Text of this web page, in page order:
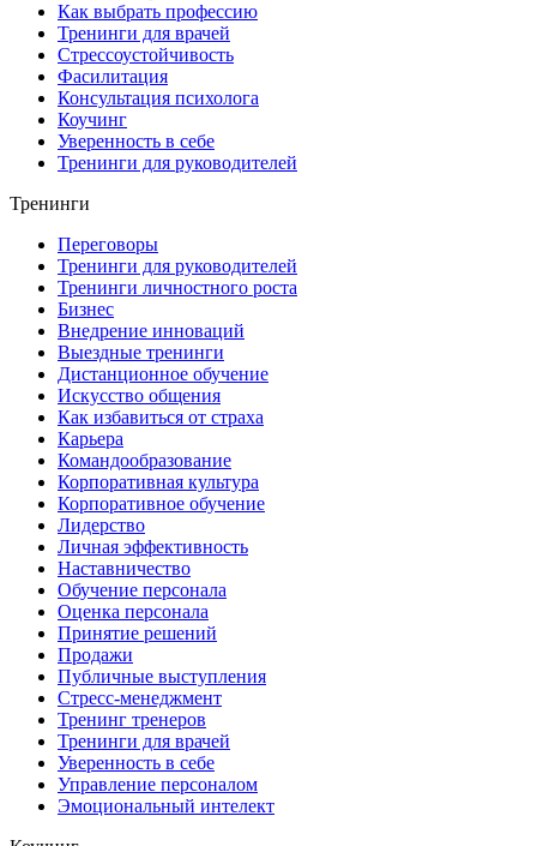
Как выбрать профессию
Тренинги для врачей
Стрессоустойчивость
Фасилитация
Консультация психолога
Коучинг
Уверенность в себе
Тренинги для руководителей
Тренинги
Переговоры
Тренинги для руководителей
Тренинги личностного роста
Бизнес
Внедрение инноваций
Выездные тренинги
Дистанционное обучение
Искусство общения
Как избавиться от страха
Карьера
Командообразование
Корпоративная культура
Корпоративное обучение
Лидерство
Личная эффективность
Наставничество
Обучение персонала
Оценка персонала
Принятие решений
Продажи
Публичные выступления
Стресс-менеджмент
Тренинг тренеров
Тренинги для врачей
Уверенность в себе
Управление персоналом
Эмоциональный интелект